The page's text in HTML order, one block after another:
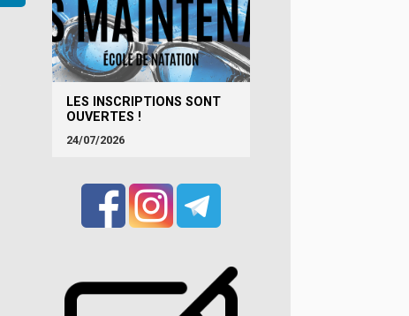
LES INSCRIPTIONS SONT
OUVERTES !
24/07/2026